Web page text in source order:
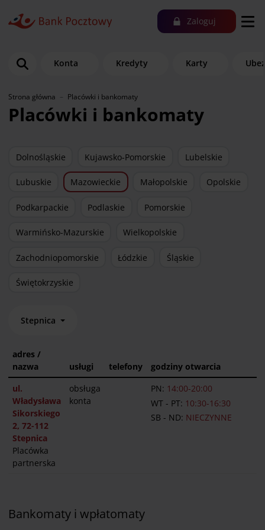
Zaloguj
Konta Kredyty Karty
Strona główna Placówki i bankomaty
Placówki i bankomaty
Dolnośląskie Kujawsko-Pomorskie Lubelskie
Lubuskie Mazowieckie Małopolskie Opolskie
Podkarpackie Podlaskie Pomorskie
Warmińsko-Mazurskie Wielkopolskie
Zachodniopomorskie Łódzkie Śląskie
Świętokrzyskie
Stepnica
adres /
nazwa
usługi telefony
godziny otwarcia
ul.
Władysława
Sikorskiego
2, 72-112
Stepnica
Placówka
partnerska
obsługa
konta
PN: 14:00-20:00
WT - PT: 10:30-16:30
SB - ND: NIECZYNNE
Bankomaty i wpłatomaty